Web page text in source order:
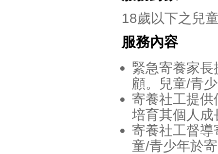
18歲以下之兒
服務內容
緊急寄養家
顧。兒童/青
寄養社工提
培育其個人成
寄養社工督
童/青少年於